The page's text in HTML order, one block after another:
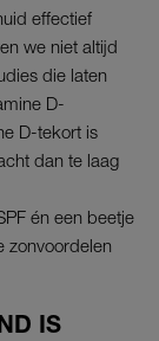
effectief
we niet altijd
die laten
D-
D-tekort is
dan te laag
én een beetje
zonvoordelen
IS